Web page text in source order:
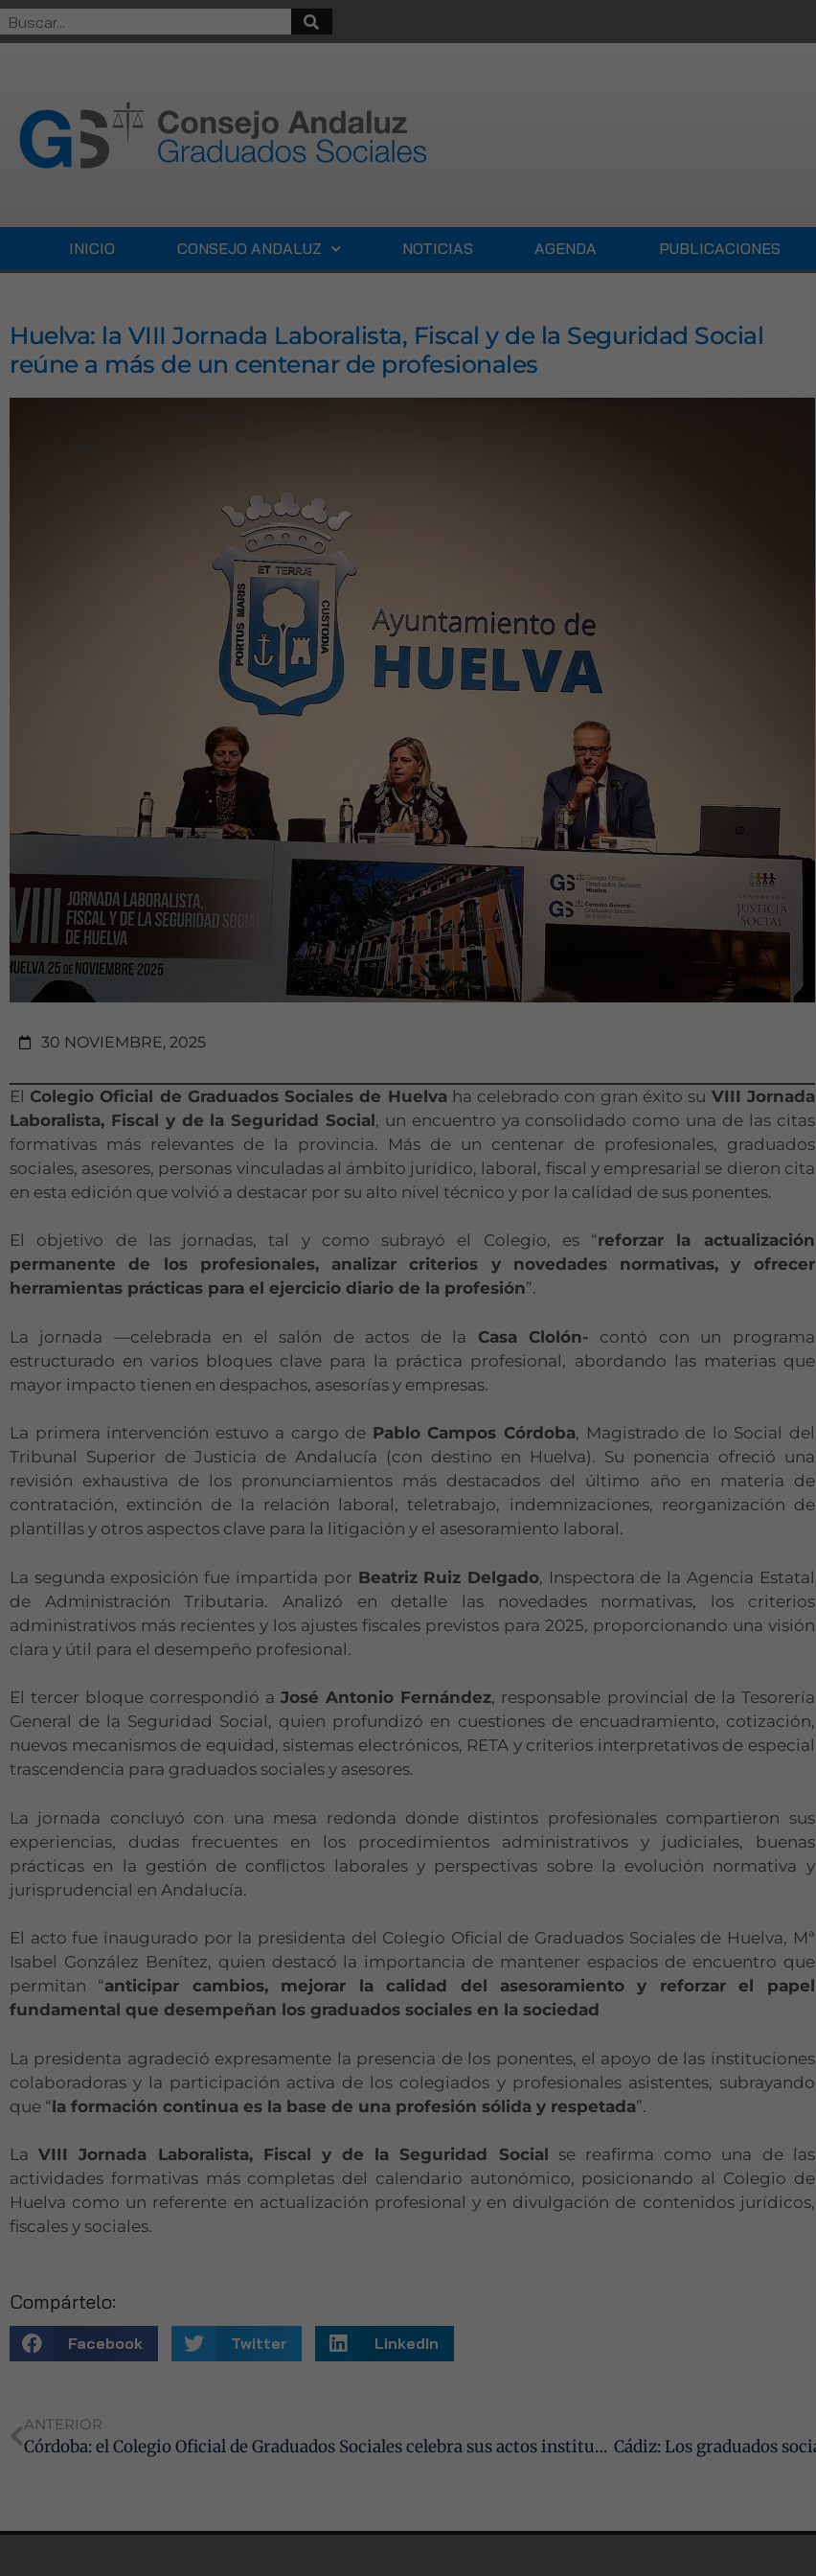
INICIO CONSEJO ANDALUZ NOTICIAS AGENDA PUBLICACIONES
Huelva: la VIII Jornada Laboralista, Fiscal y de la Seguridad Social
reúne a más de un centenar de profesionales
30 NOVIEMBRE, 2025
El Colegio Oficial de Graduados Sociales de Huelva ha celebrado con gran éxito su VIII Jornada
Laboralista, Fiscal y de la Seguridad Social, un encuentro ya consolidado como una de las citas
formativas más relevantes de la provincia. Más de un centenar de profesionales, graduados
sociales, asesores, personas vinculadas al ámbito jurídico, laboral, fiscal y empresarial se dieron cita
en esta edición que volvió a destacar por su alto nivel técnico y por la calidad de sus ponentes.
El objetivo de las jornadas, tal y como subrayó el Colegio, es “reforzar la actualización
permanente de los profesionales, analizar criterios y novedades normativas, y ofrecer
herramientas prácticas para el ejercicio diario de la profesión”.
La jornada —celebrada en el salón de actos de la Casa Clolón- contó con un programa
estructurado en varios bloques clave para la práctica profesional, abordando las materias que
mayor impacto tienen en despachos, asesorías y empresas.
La primera intervención estuvo a cargo de Pablo Campos Córdoba, Magistrado de lo Social del
Tribunal Superior de Justicia de Andalucía (con destino en Huelva). Su ponencia ofreció una
revisión exhaustiva de los pronunciamientos más destacados del último año en materia de
contratación, extinción de la relación laboral, teletrabajo, indemnizaciones, reorganización de
plantillas y otros aspectos clave para la litigación y el asesoramiento laboral.
La segunda exposición fue impartida por Beatriz Ruiz Delgado, Inspectora de la Agencia Estatal
de Administración Tributaria. Analizó en detalle las novedades normativas, los criterios
administrativos más recientes y los ajustes fiscales previstos para 2025, proporcionando una visión
clara y útil para el desempeño profesional.
El tercer bloque correspondió aJosé Antonio Fernández, responsable provincial de la Tesorería
General de la Seguridad Social, quien profundizó en cuestiones de encuadramiento, cotización,
nuevos mecanismos de equidad, sistemas electrónicos, RETA y criterios interpretativos de especial
trascendencia para graduados sociales y asesores.
La jornada concluyó con una mesa redonda donde distintos profesionales compartieron sus
experiencias, dudas frecuentes en los procedimientos administrativos y judiciales, buenas
prácticas en la gestión de conflictos laborales y perspectivas sobre la evolución normativa y
jurisprudencial en Andalucía.
El acto fue inaugurado por la presidenta del Colegio Oficial de Graduados Sociales de Huelva, Mª
Isabel González Benítez, quien destacó la importancia de mantener espacios de encuentro que
permitan “anticipar cambios, mejorar la calidad del asesoramiento y reforzar el papel
fundamental que desempeñan los graduados sociales en la sociedad
La presidenta agradeció expresamente la presencia de los ponentes, el apoyo de las instituciones
colaboradoras y la participación activa de los colegiados y profesionales asistentes, subrayando
que “la formación continua es la base de una profesión sólida y respetada”.
LaVIII Jornada Laboralista, Fiscal y de la Seguridad Social se reafirma como una de las
actividades formativas más completas del calendario autonómico, posicionando al Colegio de
Huelva como un referente en actualización profesional y en divulgación de contenidos jurídicos,
fiscales y sociales.
Compártelo:
Facebook Twitter LinkedIn
ANTERIOR
Córdoba: el Colegio Oficial de Graduados Sociales celebra sus actos institucionales con motivo del Centenario de la Profesión
Necesarias
Estas
cookies no
son
mejorar la
base a cómo